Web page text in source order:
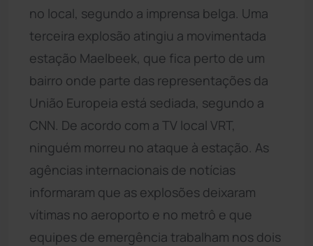
no local, segundo a imprensa belga. Uma
terceira explosão atingiu a movimentada
estação Maelbeek, que fica perto de um
bairro onde parte das representações da
União Europeia está sediada, segundo a
CNN. De acordo com a TV local VRT,
ninguém morreu no ataque à estação. As
agências internacionais de notícias
informaram que as explosões deixaram
vítimas no aeroporto e no metrô e que
equipes de emergência trabalham nos dois